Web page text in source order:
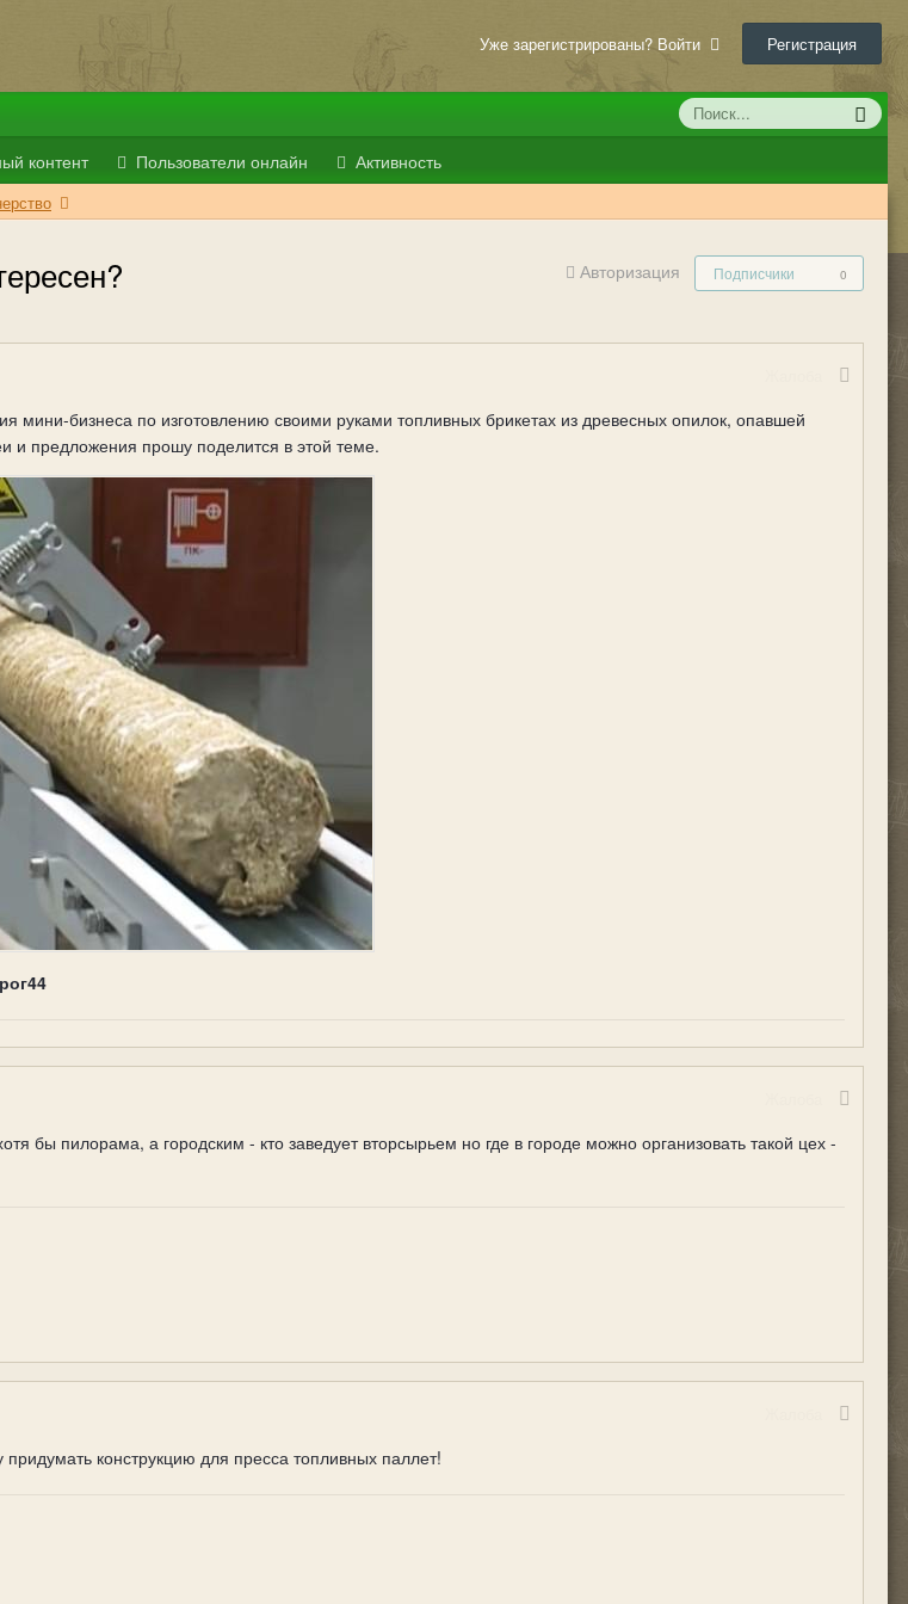
Уже зарегистрированы? Войти Регистрация
контент Пользователи онлайн Активность
Авторизация Подписчики 0
мини-бизнеса по изготовлению своими руками топливных брикетах из древесных опилок, опавшей
и предложения прошу поделится в этой теме.
бы пилорама, а городским - кто заведует вторсырьем но где в городе можно организовать такой цех -
конструкцию для пресса топливных паллет!